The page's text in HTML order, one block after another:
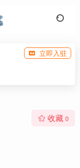
立即入驻
收藏 0